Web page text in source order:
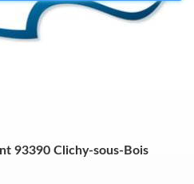
93390 Clichy-sous-Bois